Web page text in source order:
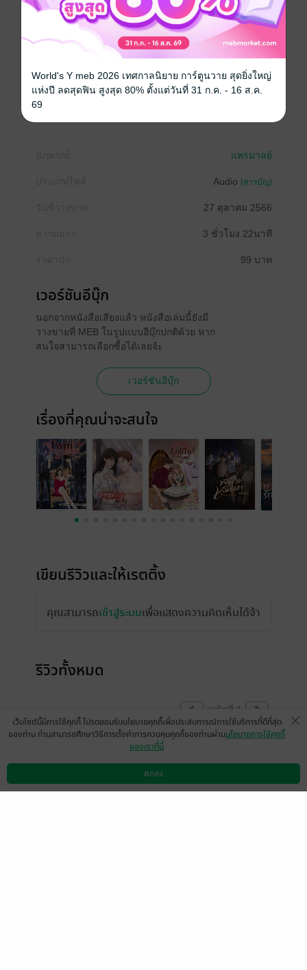
“อ้อ... ครับ ขอโทษทีนะ”
The Passion Series
- My Twin Butlers บัตเลอร์ที่รัก 3P
- My Daughter Secretary เลขาฯ หญ้าอ่อน
ฮาเร็ม
แพรมาลย์
Audio (สารบัญ)
27 ตุลาคม 2566
3 ชั่วโมง 22นาที
99 บาท
เวอร์ชันอีบุ๊ก
นอกจากหนังสือเสียงแล้ว หนังสือเล่มนี้ยังมี
วางขายที่ MEB ในรูปแบบอีบุ๊กปกติด้วย หาก
สนใจสามารถเลือกซื้อได้เลยจ้ะ
เวอร์ชันอีบุ๊ก
เรื่องที่คุณน่าจะสนใจ
เขียนรีวิวและให้เรตติ้ง
คุณสามารถเข้าสู่ระบบเพื่อแสดงความคิดเห็นได้จ้า
รีวิวทั้งหมด
หน้าที่ 1
3 พ.ย. 256610:20 น.
ดาวน์โหลดแอป วิธีการใช้งาน ติดต่อเรา
เว็บไซต์นี้มีการใช้คุกกี้ โปรดยอมรับนโยบายคุกกี้เพื่อประสบการณ์การใช้บริการที่ดีที่สุด
ของท่าน ท่านสามารถศึกษาวิธีการตั้งค่าการควบคุมคุกกี้ของท่านผ่านนโยบายการใช้คุกกี้
ของเราที่นี่
ตกลง
World's Y meb 2026 เทศกาลนิยาย การ์ตูนวาย สุดยิ่งใหญ่
แห่งปี ลดสุดฟิน สูงสุด 80% ตั้งแต่วันที่ 31 ก.ค. - 16 ส.ค.
69